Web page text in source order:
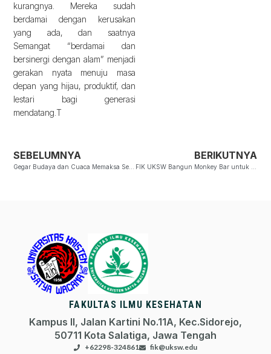
kurangnya. Mereka sudah
berdamai dengan kerusakan
yang ada, dan saatnya
Semangat “berdamai dan
bersinergi dengan alam” menjadi
gerakan nyata menuju masa
depan yang hijau, produktif, dan
lestari bagi generasi
mendatang.T
SEBELUMNYA BERIKUTNYA
FAKULTAS ILMU KESEHATAN
Kampus II, Jalan Kartini No.11A, Kec.Sidorejo,
50711 Kota Salatiga, Jawa Tengah
+62298-324861 fik@uksw.edu